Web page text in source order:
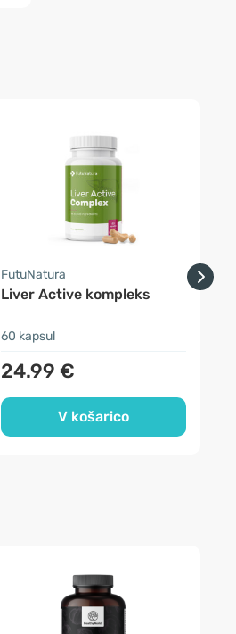
FutuNatura
Liver Active kompleks
60 kapsul
24.99 €
V košarico